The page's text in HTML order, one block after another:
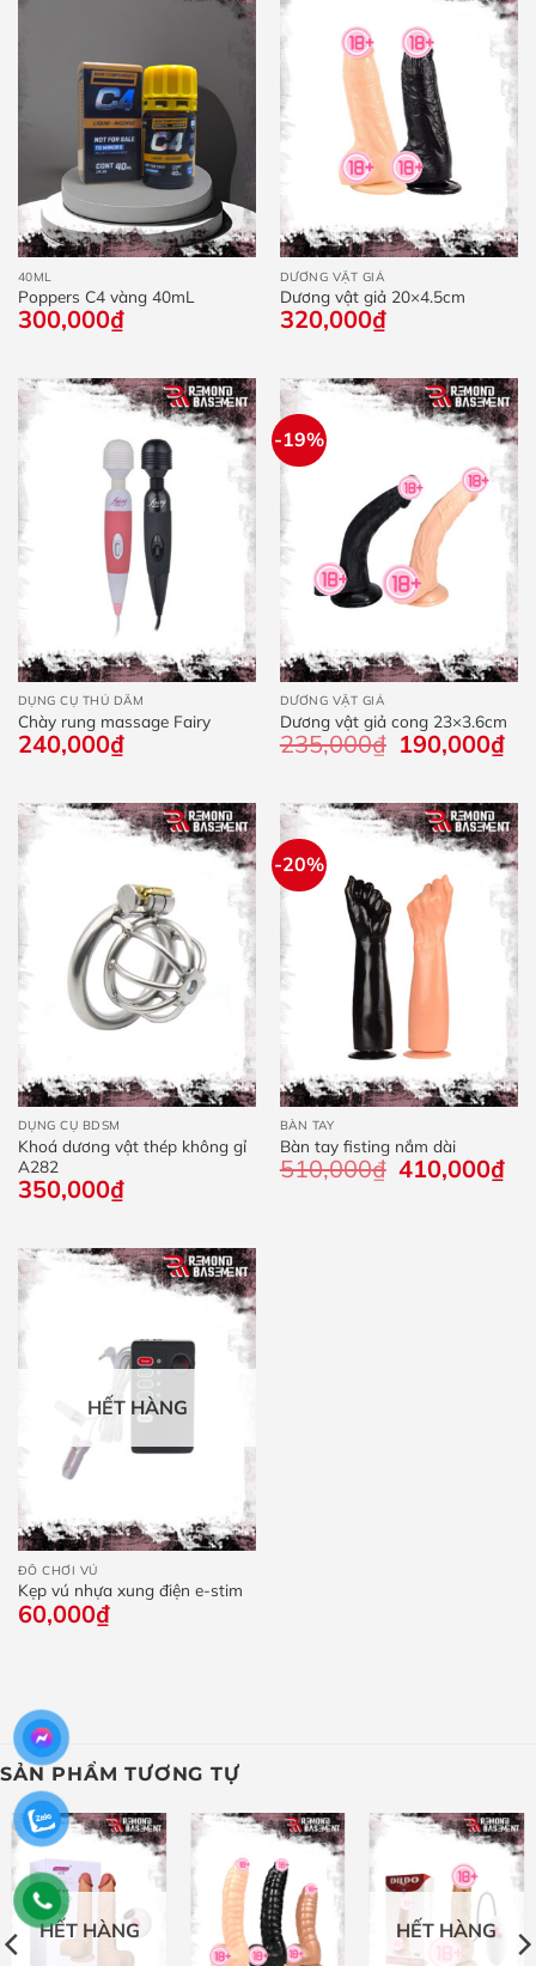
40ML
Poppers C4 vàng 40mL
300,000₫
DƯƠNG VẬT GIẢ
Dương vật giả 20×4.5cm
320,000₫
DỤNG CỤ THỦ DÂM
Chày rung massage Fairy
240,000₫
-19%
DƯƠNG VẬT GIẢ
Dương vật giả cong 23×3.6cm
235,000₫
Giá
gốc
235,000₫.
190,000₫Giá
là:
DỤNG CỤ BDSM
Khoá dương vật thép không gỉ
A282
350,000₫
-20%
BÀN TAY
Bàn tay fisting nắm dài
510,000₫ Giá
gốc
410,000₫Giá
HẾT HÀNG
ĐỒ CHƠI VÚ
Kẹp vú nhựa xung điện e-stim
60,000₫
SẢN PHẨM TƯƠNG TỰ
HẾT HÀNG HẾT HÀNG